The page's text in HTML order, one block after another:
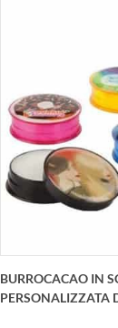
Il
BURROCACAO IN
PERSONALIZZATA